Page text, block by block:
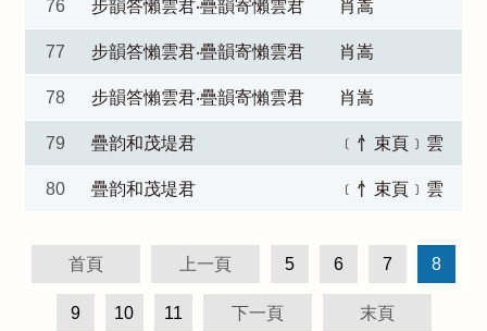
76 步韻答懶雲君‧疊韻寄懶雲君 肖嵩
77 步韻答懶雲君‧疊韻寄懶雲君 肖嵩
78 步韻答懶雲君‧疊韻寄懶雲君 肖嵩
79 疊韵和茂堤君 ﹝忄束頁﹞雲
80 疊韵和茂堤君 ﹝忄束頁﹞雲
首頁 上一頁 5 6 7 8
9 10 11 下一頁 末頁